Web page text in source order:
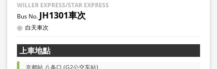
WILLER EXPRESS/STAR EXPRESS
JH1301車次
白天車次
上車地點
京都站 八条口 (G2公交车站)